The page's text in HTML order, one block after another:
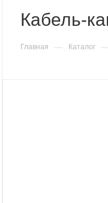
Кабель-
Главная — Каталог